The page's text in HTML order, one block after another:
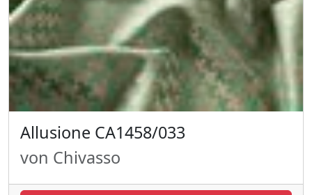
Allusione CA1458/033
von Chivasso